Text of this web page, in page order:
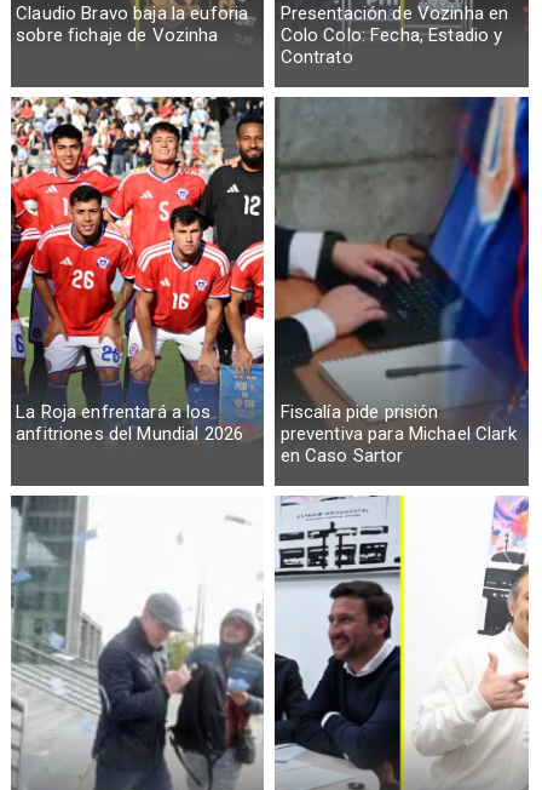
Claudio Bravo baja la euforia
sobre fichaje de Vozinha
Presentación de Vozinha en
Colo Colo: Fecha, Estadio y
Contrato
La Roja enfrentará a los
anfitriones del Mundial 2026
Fiscalía pide prisión
preventiva para Michael Clark
en Caso Sartor